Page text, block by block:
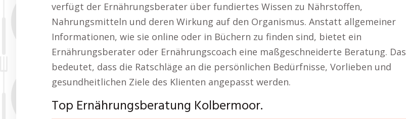
verfügt der Ernährungsberater über fundiertes Wissen zu Nährstoffen,
Nahrungsmitteln und deren Wirkung auf den Organismus. Anstatt allgemeiner
Informationen, wie sie online oder in Büchern zu finden sind, bietet ein
Ernährungsberater oder Ernährungscoach eine maßgeschneiderte Beratung. Das
bedeutet, dass die Ratschläge an die persönlichen Bedürfnisse, Vorlieben und
gesundheitlichen Ziele des Klienten angepasst werden.
Top Ernährungsberatung Kolbermoor.